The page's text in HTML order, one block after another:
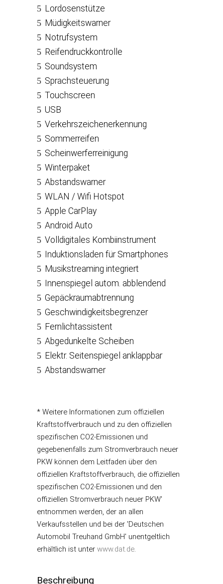
Lordosenstütze
Müdigkeitswarner
Notrufsystem
Reifendruckkontrolle
Soundsystem
Sprachsteuerung
Touchscreen
USB
Verkehrszeichenerkennung
Sommerreifen
Scheinwerferreinigung
Winterpaket
Abstandswarner
WLAN / Wifi Hotspot
Apple CarPlay
Android Auto
Volldigitales Kombiinstrument
Induktionsladen für Smartphones
Musikstreaming integriert
Innenspiegel autom. abblendend
Gepäckraumabtrennung
Geschwindigkeitsbegrenzer
Fernlichtassistent
Abgedunkelte Scheiben
Elektr. Seitenspiegel anklappbar
Abstandswarner
* Weitere Informationen zum offiziellen
Kraftstoffverbrauch und zu den offiziellen
spezifischen CO2-Emissionen und
gegebenenfalls zum Stromverbrauch neuer
PKW können dem Leitfaden über den
offiziellen Kraftstoffverbrauch, die offiziellen
spezifischen CO2-Emissionen und den
offiziellen Stromverbrauch neuer PKW'
entnommen werden, der an allen
Verkaufsstellen und bei der 'Deutschen
Automobil Treuhand GmbH' unentgeltlich
erhältlich ist unter www.dat.de.
Beschreibung